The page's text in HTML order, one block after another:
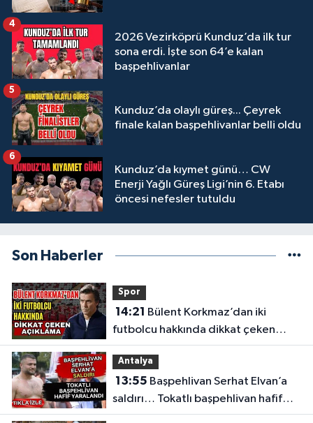
2026 Vezirköprü Kunduz’da ilk tur
sona erdi. İşte son 64’e kalan
başpehlivanlar
4
Kunduz’da olaylı güreş... Çeyrek
finale kalan başpehlivanlar belli oldu
5
Kunduz’da kıymet günü… CW
Enerji Yağlı Güreş Ligi’nin 6. Etabı
öncesi nefesler tutuldu
6
Son Haberler
Spor
14:21
futbolcu hakkında dikkat çeken
açıklama
Antalya
13:55
saldırı… Tokatlı başpehlivan hafif
yaralandı